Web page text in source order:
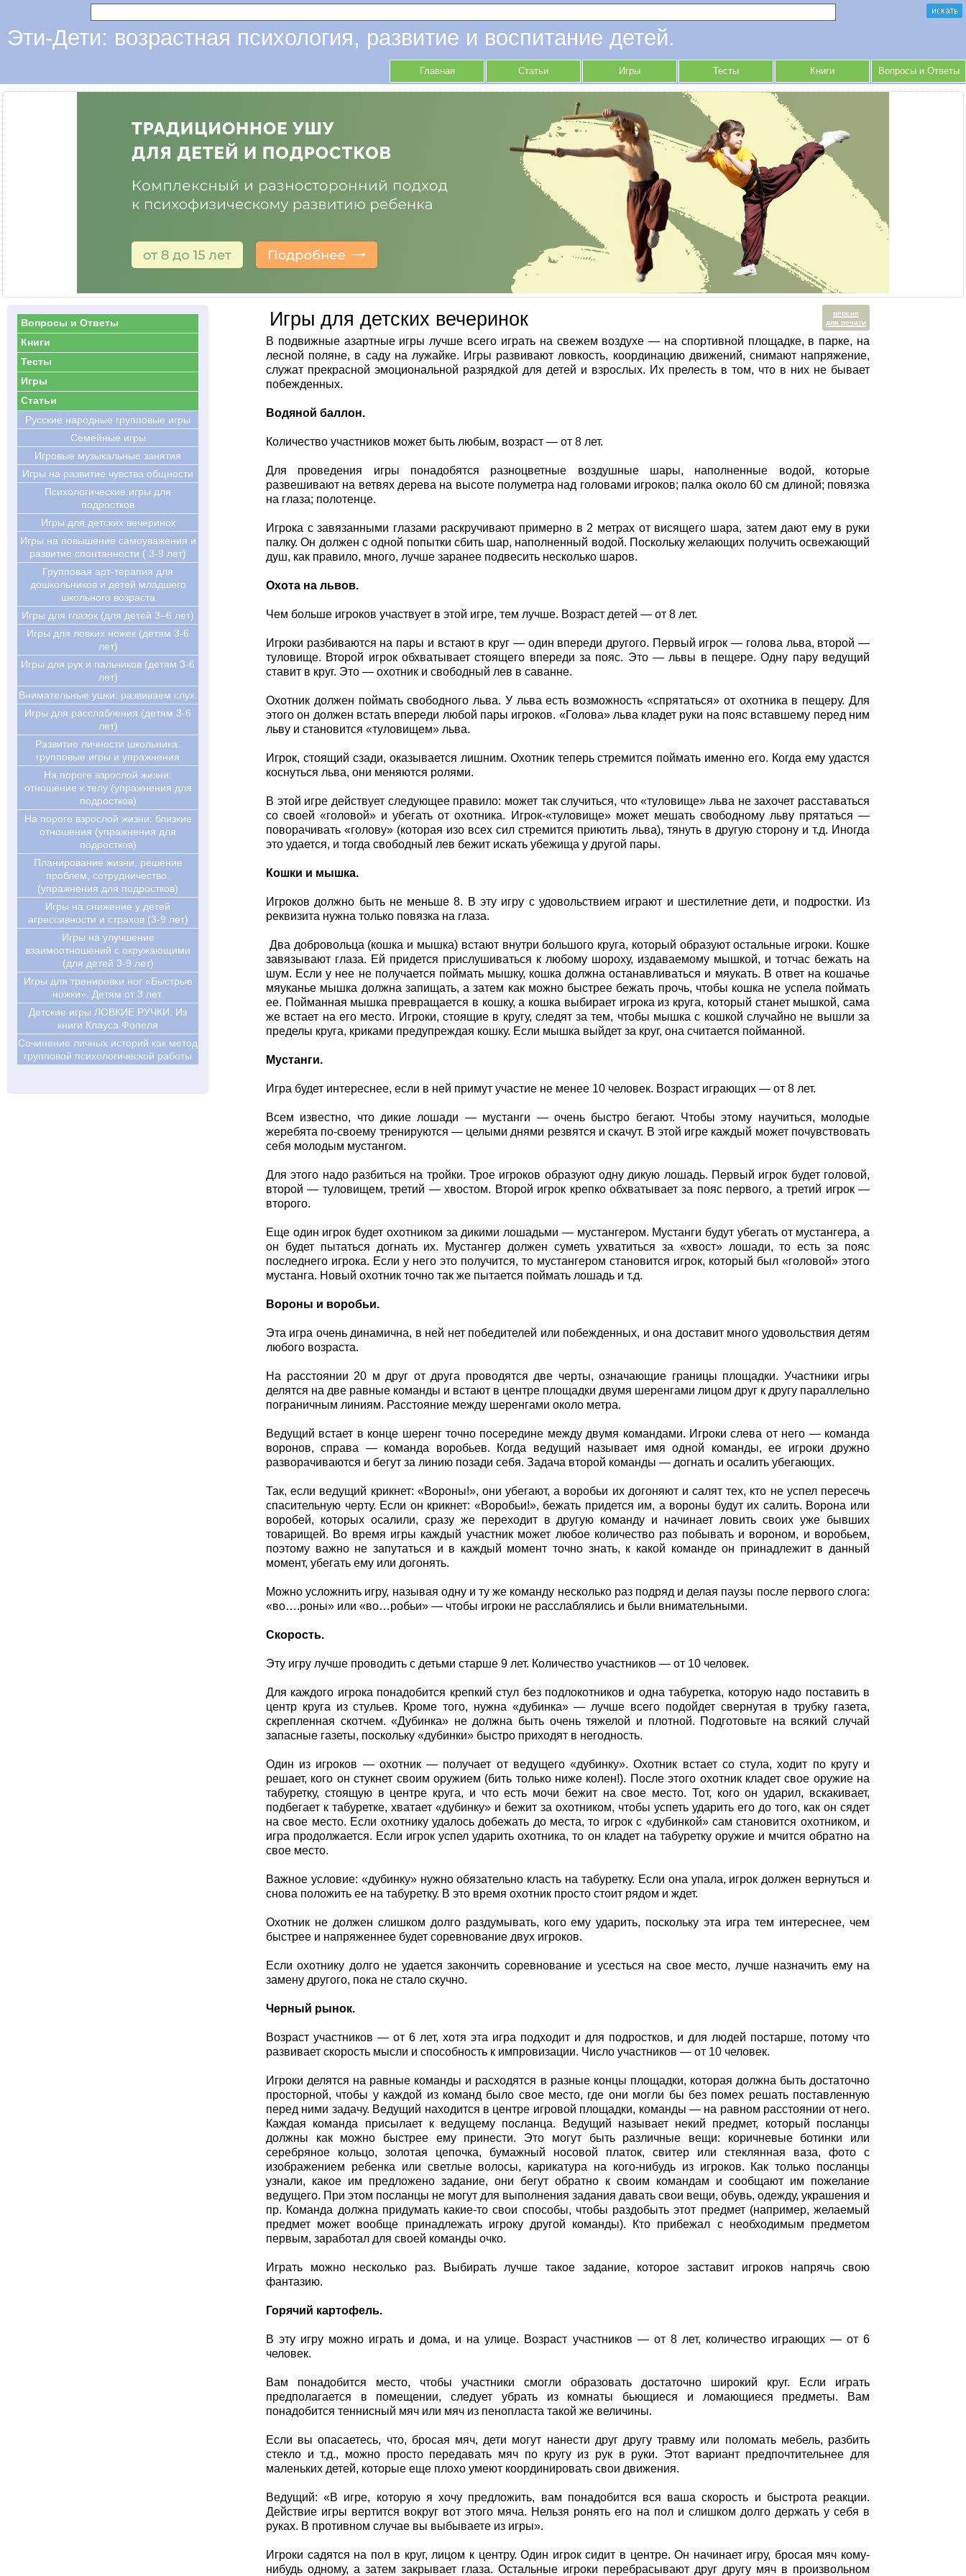
Эти-Дети: возрастная психология, развитие и воспитание детей.
Главная Статьи Игры Тесты Книги Вопросы и Ответы
версия
для печати
Игры для детских вечеринок
В подвижные азартные игры лучше всего играть на свежем воздухе — на спортивной площадке, в парке, на
лесной поляне, в саду на лужайке. Игры развивают ловкость, координацию движений, снимают напряжение,
служат прекрасной эмоциональной разрядкой для детей и взрослых. Их прелесть в том, что в них не бывает
побежденных.
Водяной баллон.
Количество участников может быть любым, возраст — от 8 лет.
Для проведения игры понадобятся разноцветные воздушные шары, наполненные водой, которые
развешивают на ветвях дерева на высоте полуметра над головами игроков; палка около 60 см длиной; повязка
на глаза; полотенце.
Игрока с завязанными глазами раскручивают примерно в 2 метрах от висящего шара, затем дают ему в руки
палку. Он должен с одной попытки сбить шар, наполненный водой. Поскольку желающих получить освежающий
душ, как правило, много, лучше заранее подвесить несколько шаров.
Охота на львов.
Чем больше игроков участвует в этой игре, тем лучше. Возраст детей — от 8 лет.
Игроки разбиваются на пары и встают в круг — один впереди другого. Первый игрок — голова льва, второй —
туловище. Второй игрок обхватывает стоящего впереди за пояс. Это — львы в пещере. Одну пару ведущий
ставит в круг. Это — охотник и свободный лев в саванне.
Охотник должен поймать свободного льва. У льва есть возможность «спрятаться» от охотника в пещеру. Для
этого он должен встать впереди любой пары игроков. «Голова» льва кладет руки на пояс вставшему перед ним
льву и становится «туловищем» льва.
Игрок, стоящий сзади, оказывается лишним. Охотник теперь стремится поймать именно его. Когда ему удастся
коснуться льва, они меняются ролями.
В этой игре действует следующее правило: может так случиться, что «туловище» льва не захочет расставаться
со своей «головой» и убегать от охотника. Игрок-«туловище» может мешать свободному льву прятаться —
поворачивать «голову» (которая изо всех сил стремится приютить льва), тянуть в другую сторону и т.д. Иногда
это удается, и тогда свободный лев бежит искать убежища у другой пары.
Кошки и мышка.
Игроков должно быть не меньше 8. В эту игру с удовольствием играют и шестилетние дети, и подростки. Из
реквизита нужна только повязка на глаза.
Два добровольца (кошка и мышка) встают внутри большого круга, который образуют остальные игроки. Кошке
завязывают глаза. Ей придется прислушиваться к любому шороху, издаваемому мышкой, и тотчас бежать на
шум. Если у нее не получается поймать мышку, кошка должна останавливаться и мяукать. В ответ на кошачье
мяуканье мышка должна запищать, а затем как можно быстрее бежать прочь, чтобы кошка не успела поймать
ее. Пойманная мышка превращается в кошку, а кошка выбирает игрока из круга, который станет мышкой, сама
же встает на его место. Игроки, стоящие в кругу, следят за тем, чтобы мышка с кошкой случайно не вышли за
пределы круга, криками предупреждая кошку. Если мышка выйдет за круг, она считается пойманной.
Мустанги.
Игра будет интереснее, если в ней примут участие не менее 10 человек. Возраст играющих — от 8 лет.
Всем известно, что дикие лошади — мустанги — очень быстро бегают. Чтобы этому научиться, молодые
жеребята по-своему тренируются — целыми днями резвятся и скачут. В этой игре каждый может почувствовать
себя молодым мустангом.
Для этого надо разбиться на тройки. Трое игроков образуют одну дикую лошадь. Первый игрок будет головой,
второй — туловищем, третий — хвостом. Второй игрок крепко обхватывает за пояс первого, а третий игрок —
второго.
Еще один игрок будет охотником за дикими лошадьми — мустангером. Мустанги будут убегать от мустангера, а
он будет пытаться догнать их. Мустангер должен суметь ухватиться за «хвост» лошади, то есть за пояс
последнего игрока. Если у него это получится, то мустангером становится игрок, который был «головой» этого
мустанга. Новый охотник точно так же пытается поймать лошадь и т.д.
Вороны и воробьи.
Эта игра очень динамична, в ней нет победителей или побежденных, и она доставит много удовольствия детям
любого возраста.
На расстоянии 20 м друг от друга проводятся две черты, означающие границы площадки. Участники игры
делятся на две равные команды и встают в центре площадки двумя шеренгами лицом друг к другу параллельно
пограничным линиям. Расстояние между шеренгами около метра.
Ведущий встает в конце шеренг точно посередине между двумя командами. Игроки слева от него — команда
воронов, справа — команда воробьев. Когда ведущий называет имя одной команды, ее игроки дружно
разворачиваются и бегут за линию позади себя. Задача второй команды — догнать и осалить убегающих.
Так, если ведущий крикнет: «Вороны!», они убегают, а воробьи их догоняют и салят тех, кто не успел пересечь
спасительную черту. Если он крикнет: «Воробьи!», бежать придется им, а вороны будут их салить. Ворона или
воробей, которых осалили, сразу же переходит в другую команду и начинает ловить своих уже бывших
товарищей. Во время игры каждый участник может любое количество раз побывать и вороном, и воробьем,
поэтому важно не запутаться и в каждый момент точно знать, к какой команде он принадлежит в данный
момент, убегать ему или догонять.
Можно усложнить игру, называя одну и ту же команду несколько раз подряд и делая паузы после первого слога:
«во….роны» или «во…робьи» — чтобы игроки не расслаблялись и были внимательными.
Скорость.
Эту игру лучше проводить с детьми старше 9 лет. Количество участников — от 10 человек.
Для каждого игрока понадобится крепкий стул без подлокотников и одна табуретка, которую надо поставить в
центр круга из стульев. Кроме того, нужна «дубинка» — лучше всего подойдет свернутая в трубку газета,
скрепленная скотчем. «Дубинка» не должна быть очень тяжелой и плотной. Подготовьте на всякий случай
запасные газеты, поскольку «дубинки» быстро приходят в негодность.
Один из игроков — охотник — получает от ведущего «дубинку». Охотник встает со стула, ходит по кругу и
решает, кого он стукнет своим оружием (бить только ниже колен!). После этого охотник кладет свое оружие на
табуретку, стоящую в центре круга, и что есть мочи бежит на свое место. Тот, кого он ударил, вскакивает,
подбегает к табуретке, хватает «дубинку» и бежит за охотником, чтобы успеть ударить его до того, как он сядет
на свое место. Если охотнику удалось добежать до места, то игрок с «дубинкой» сам становится охотником, и
игра продолжается. Если игрок успел ударить охотника, то он кладет на табуретку оружие и мчится обратно на
свое место.
Важное условие: «дубинку» нужно обязательно класть на табуретку. Если она упала, игрок должен вернуться и
снова положить ее на табуретку. В это время охотник просто стоит рядом и ждет.
Охотник не должен слишком долго раздумывать, кого ему ударить, поскольку эта игра тем интереснее, чем
быстрее и напряженнее будет соревнование двух игроков.
Если охотнику долго не удается закончить соревнование и усесться на свое место, лучше назначить ему на
замену другого, пока не стало скучно.
Черный рынок.
Возраст участников — от 6 лет, хотя эта игра подходит и для подростков, и для людей постарше, потому что
развивает скорость мысли и способность к импровизации. Число участников — от 10 человек.
Игроки делятся на равные команды и расходятся в разные концы площадки, которая должна быть достаточно
просторной, чтобы у каждой из команд было свое место, где они могли бы без помех решать поставленную
перед ними задачу. Ведущий находится в центре игровой площадки, команды — на равном расстоянии от него.
Каждая команда присылает к ведущему посланца. Ведущий называет некий предмет, который посланцы
должны как можно быстрее ему принести. Это могут быть различные вещи: коричневые ботинки или
серебряное кольцо, золотая цепочка, бумажный носовой платок, свитер или стеклянная ваза, фото с
изображением ребенка или светлые волосы, карикатура на кого-нибудь из игроков. Как только посланцы
узнали, какое им предложено задание, они бегут обратно к своим командам и сообщают им пожелание
ведущего. При этом посланцы не могут для выполнения задания давать свои вещи, обувь, одежду, украшения и
пр. Команда должна придумать какие-то свои способы, чтобы раздобыть этот предмет (например, желаемый
предмет может вообще принадлежать игроку другой команды). Кто прибежал с необходимым предметом
первым, заработал для своей команды очко.
Играть можно несколько раз. Выбирать лучше такое задание, которое заставит игроков напрячь свою
фантазию.
Горячий картофель.
В эту игру можно играть и дома, и на улице. Возраст участников — от 8 лет, количество играющих — от 6
человек.
Вам понадобится место, чтобы участники смогли образовать достаточно широкий круг. Если играть
предполагается в помещении, следует убрать из комнаты бьющиеся и ломающиеся предметы. Вам
понадобится теннисный мяч или мяч из пенопласта такой же величины.
Если вы опасаетесь, что, бросая мяч, дети могут нанести друг другу травму или поломать мебель, разбить
стекло и т.д., можно просто передавать мяч по кругу из рук в руки. Этот вариант предпочтительнее для
маленьких детей, которые еще плохо умеют координировать свои движения.
Ведущий: «В игре, которую я хочу предложить, вам понадобится вся ваша скорость и быстрота реакции.
Действие игры вертится вокруг вот этого мяча. Нельзя ронять его на пол и слишком долго держать у себя в
руках. В противном случае вы выбываете из игры».
Игроки садятся на пол в круг, лицом к центру. Один игрок сидит в центре. Он начинает игру, бросая мяч кому-
нибудь одному, а затем закрывает глаза. Остальные игроки перебрасывают друг другу мяч в произвольном
Вопросы и Ответы
Книги
Тесты
Игры
Статьи
Русские народные групповые игры
Семейные игры
Игровые музыкальные занятия
Игры на развитие чувства общности
Психологические игры для
подростков
Игры для детских вечеринок
Игры на повышение самоуважения и
развитие спонтанности ( 3-9 лет)
Групповая арт-терапия для
дошкольников и детей младшего
школьного возраста
Игры для глазок (для детей 3–6 лет)
Игры для ловких ножек (детям 3-6
лет)
Игры для рук и пальчиков (детям 3-6
лет)
Внимательные ушки: развиваем слух.
Игры для расслабления (детям 3-6
лет)
Развитие личности школьника:
групповые игры и упражнения
На пороге взрослой жизни:
отношение к телу (упражнения для
подростков)
На пороге взрослой жизни: близкие
отношения (упражнения для
подростков)
Планирование жизни, решение
проблем, сотрудничество.
(упражнения для подростков)
Игры на снижение у детей
агрессивности и страхов (3-9 лет)
Игры на улучшение
взаимоотношений с окружающими
(для детей 3-9 лет)
Игры для тренировки ног «Быстрые
ножки». Детям от 3 лет.
Детские игры ЛОВКИЕ РУЧКИ. Из
книги Клауса Фопеля
Сочинение личных историй как метод
групповой психологической работы